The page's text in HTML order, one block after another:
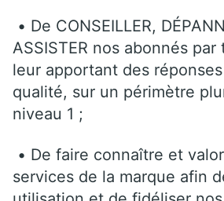
• De CONSEILLER,
ASSISTER nos abonnés
leur apportant des
qualité, sur un périmètre
niveau 1 ;
• De faire connaître et
services de la marque afin